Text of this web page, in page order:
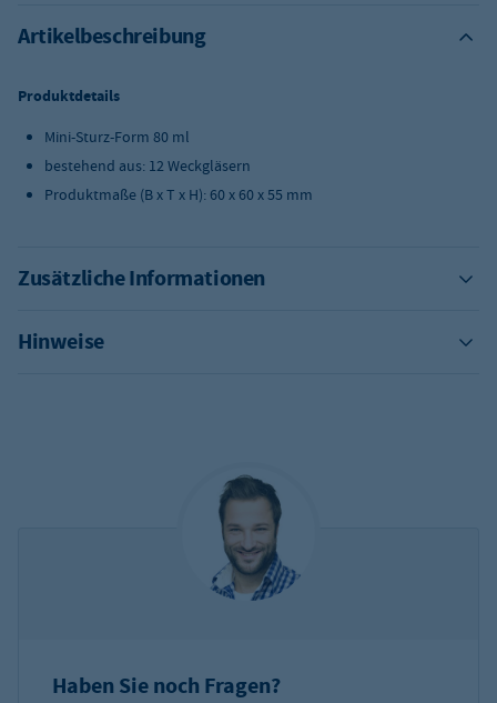
Artikelbeschreibung
Produktdetails
Mini-Sturz-Form 80 ml
bestehend aus: 12 Weckgläsern
Produktmaße (B x T x H): 60 x 60 x 55 mm
Zusätzliche Informationen
Hinweise
Haben Sie noch Fragen?